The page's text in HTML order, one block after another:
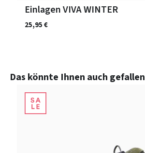
Einlagen VIVA WINTER
25,95 €
Produktgalerie überspringen
Das könnte Ihnen auch gefallen